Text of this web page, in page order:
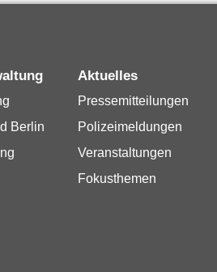
Berlin
Aktuelles
Pressemitteilungen
Polizeimeldungen
Veranstaltungen
Fokusthemen